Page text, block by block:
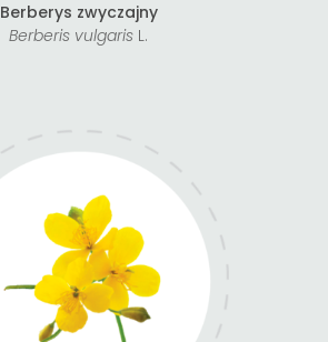
Berberys zwyczajny
Berberis vulgaris L.